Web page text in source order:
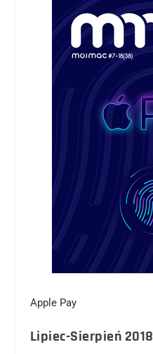
Apple Pay
Lipiec-Sierpień 2018